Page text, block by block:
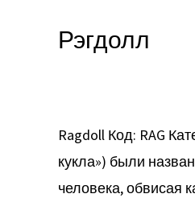
Рэгдолл
Ragdoll Код: RAG
кукла») были
человека, обвисая
Рэгдолл